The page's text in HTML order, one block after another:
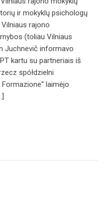
ir mokyklų psichologų
rajono
(toliau Vilniaus
Juchnevič informavo
kartu su partneriais iš
spółdzielni
laimėjo